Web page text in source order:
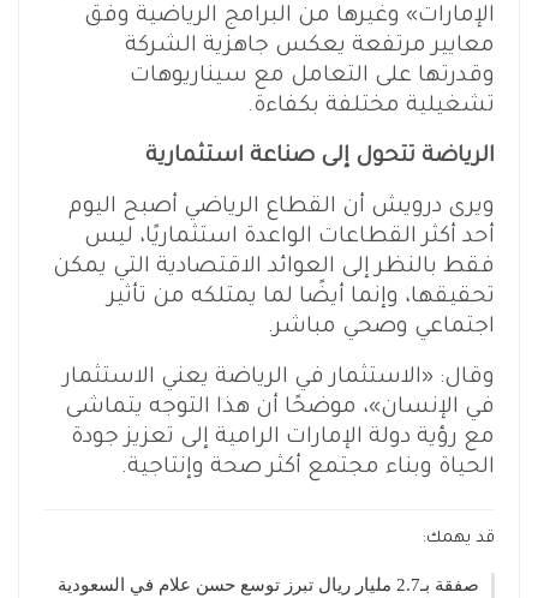
الإمارات» وغيرها من البرامج الرياضية وفق
معايير مرتفعة يعكس جاهزية الشركة
وقدرتها على التعامل مع سيناريوهات
تشغيلية مختلفة بكفاءة.
الرياضة تتحول إلى صناعة استثمارية
ويرى درويش أن القطاع الرياضي أصبح اليوم
أحد أكثر القطاعات الواعدة استثماريًا، ليس
فقط بالنظر إلى العوائد الاقتصادية التي يمكن
تحقيقها، وإنما أيضًا لما يمتلكه من تأثير
اجتماعي وصحي مباشر.
وقال: «الاستثمار في الرياضة يعني الاستثمار
في الإنسان»، موضحًا أن هذا التوجه يتماشى
مع رؤية دولة الإمارات الرامية إلى تعزيز جودة
الحياة وبناء مجتمع أكثر صحة وإنتاجية.
قد يهمك:
صفقة بـ2.7 مليار ريال تبرز توسع حسن علام في السعودية